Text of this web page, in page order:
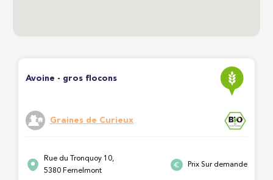
Avoine - gros flocons
Graines de Curieux
Rue du Tronquoy 10,
5380 Fernelmont
Prix Sur demande